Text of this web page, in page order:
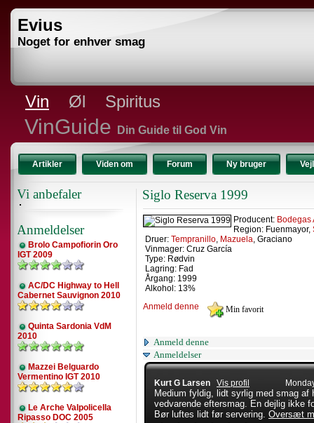
Evius
Noget for enhver smag
Vin Øl Spiritus
VinGuide Din Guide til God Vin
Artikler Viden om Forum Ny bruger
Vi anbefaler
Anmeldelser
Brolo Campofiorin Oro
IGT 2009
AC/DC Highway to Hell
Cabernet Sauvignon 2010
Quinta Sardonia VdM
2010
Mazzei Belguardo
Vermentino IGT 2010
Le Arche Valpolicella
Ripasso DOC 2005
Siglo Reserva 1999
Producent: Bodegas
Region: Fuenmayor,
Druer: Tempranillo, Mazuela, Graciano
Vinmager: Cruz García
Type: Rødvin
Lagring: Fad
Årgang: 1999
Alkohol: 13%
Anmeld denne
Anmeld denne
Anmeldelser
Kurt G Larsen Vis profil
Medium fyldig, lidt syrlig med smag af
vedvarende eftersmag. En dejlig ikke
Bør luftes lidt før servering. Oversæt